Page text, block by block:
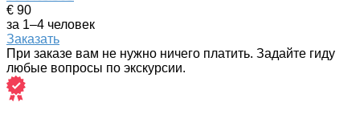
€ 90
за 1–4 человек
Заказать
При заказе вам не нужно ничего платить. Задайте гиду
любые вопросы по экскурсии.